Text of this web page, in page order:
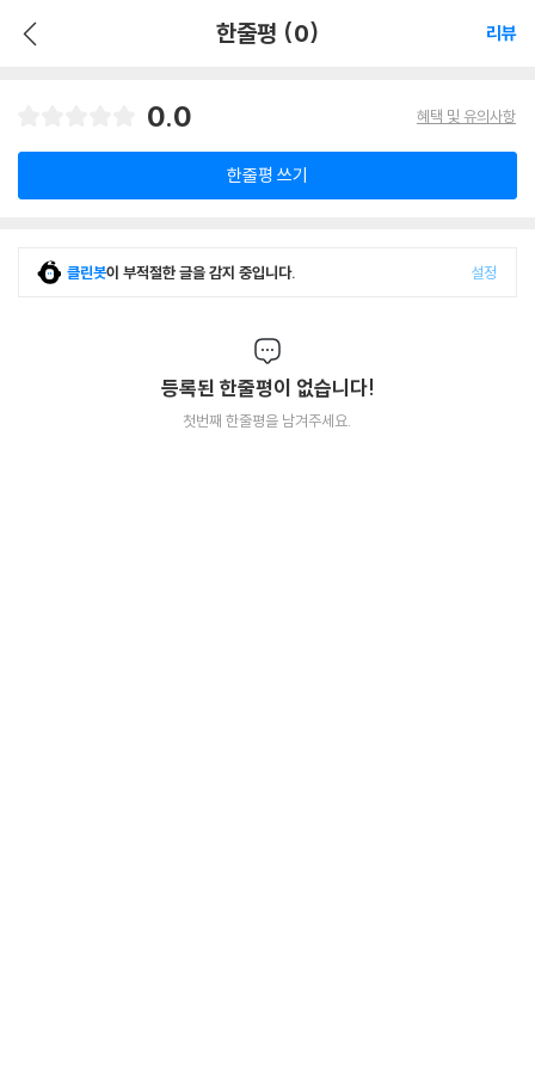
한줄평 (0) 리뷰
0.0 혜택 및 유의사항
한줄평 쓰기
클린봇이 부적절한 글을 감지 중입니다. 설정
등록된 한줄평이 없습니다!
첫번째 한줄평을 남겨주세요.